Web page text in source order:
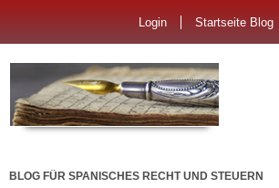
Login Startseite Blog
BLOG FÜR SPANISCHES RECHT UND STEUERN